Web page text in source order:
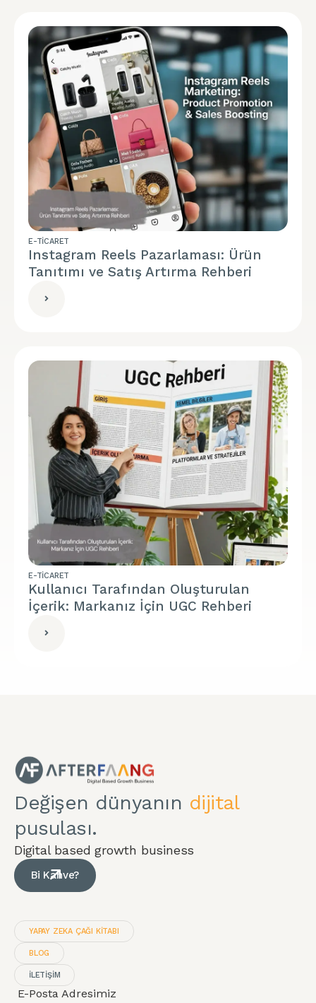
E-TICARET
Instagram Reels Pazarlaması: Ürün
Tanıtımı ve Satış Artırma Rehberi
E-TICARET
Kullanıcı Tarafından Oluşturulan
İçerik: Markanız İçin UGC Rehberi
Değişen dünyanın dijital
pusulası.
Digital based growth business
Bi Kahve?
YAPAY ZEKA ÇAĞI KITABI
BLOG
İLETİŞİM
E-Posta Adresimiz